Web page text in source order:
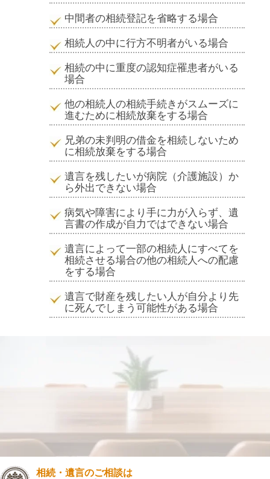
中間者の相続登記を省略する場合
相続人の中に行方不明者がいる場合
相続の中に重度の認知症罹患者がいる
場合
他の相続人の相続手続きがスムーズに
進むために相続放棄をする場合
兄弟の未判明の借金を相続しないため
に相続放棄をする場合
遺言を残したいが病院（介護施設）か
ら外出できない場合
病気や障害により手に力が入らず、遺
言書の作成が自力ではできない場合
遺言によって一部の相続人にすべてを
相続させる場合の他の相続人への配慮
をする場合
遺言で財産を残したい人が自分より先
に死んでしまう可能性がある場合
相続・遺言のご相談は